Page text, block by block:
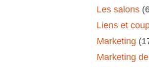
Les salons
Liens et
Marketing
Marketing